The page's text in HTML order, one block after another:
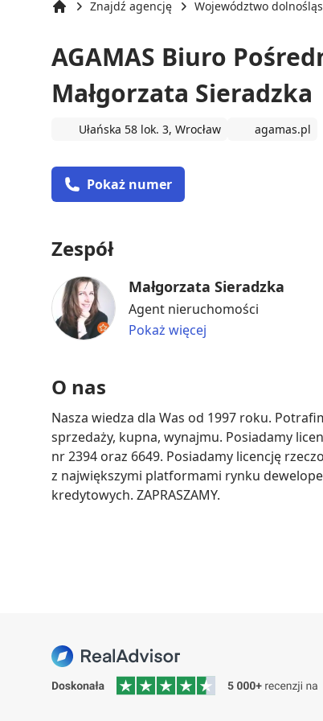
Znajdź agencję Województwo
AGAMAS Biuro
Małgorzata Sieradzka
Ułańska 58 lok. 3, Wrocław agamas.pl
Pokaż numer
Zespół
Małgorzata Sieradzka
Agent nieruchomości
Pokaż więcej
O nas
Nasza wiedza dla Was od 1997 roku.
sprzedaży, kupna, wynajmu. Posiadamy
nr 2394 oraz 6649. Posiadamy licencję
z największymi platformami rynku
kredytowych. ZAPRASZAMY.